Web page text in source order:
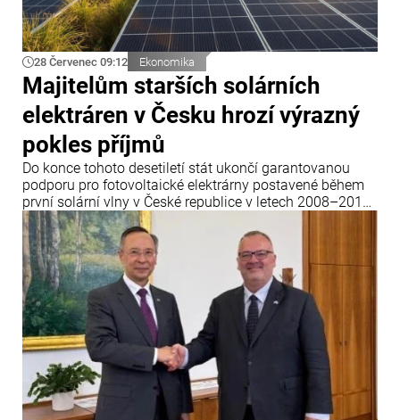
28 Červenec 09:12 Ekonomika
Majitelům starších solárních
elektráren v Česku hrozí výrazný
pokles příjmů
Do konce tohoto desetiletí stát ukončí garantovanou
podporu pro fotovoltaické elektrárny postavené během
první solární vlny v České republice v letech 2008–2010.
Dvacet let po uvedení do provozu tyto elektrárny přijdou
o garantované výkupní ceny elektřiny a jejich majitelé
budou muset buď modernizovat zařízení, nebo své
podnikání prodat.